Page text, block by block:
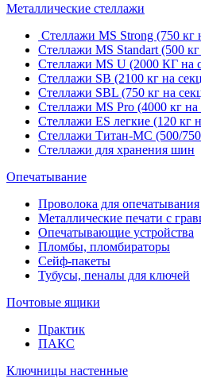
Металлические стеллажи
Стеллажи MS Strong (750 кг
Стеллажи MS Standart (500
Стеллажи MS U (2000 КГ на
Стеллажи SB (2100 кг на
Стеллажи SBL (750 кг на
Стеллажи MS Pro (4000 кг
Стеллажи ES легкие (120 кг
Стеллажи Титан-МС (500/
Стеллажи для хранения шин
Опечатывание
Проволока для опечатывания
Металлические печати с
Опечатывающие устройства
Пломбы, пломбираторы
Сейф-пакеты
Тубусы, пеналы для ключей
Почтовые ящики
Практик
ПАКС
Ключницы настенные